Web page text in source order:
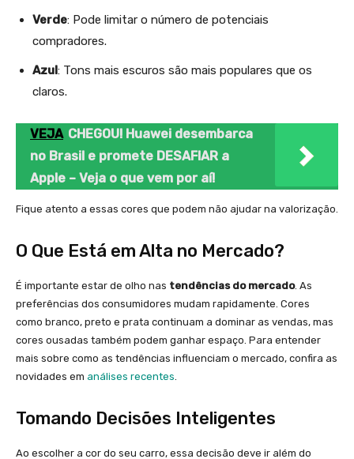
Verde: Pode limitar o número de potenciais
compradores.
Azul: Tons mais escuros são mais populares que os
claros.
VEJA CHEGOU! Huawei desembarca
no Brasil e promete DESAFIAR a
Apple – Veja o que vem por aí!
Fique atento a essas cores que podem não ajudar na valorização.
O Que Está em Alta no Mercado?
É importante estar de olho nas tendências do mercado. As
preferências dos consumidores mudam rapidamente. Cores
como branco, preto e prata continuam a dominar as vendas, mas
cores ousadas também podem ganhar espaço. Para entender
mais sobre como as tendências influenciam o mercado, confira as
novidades em análises recentes.
Tomando Decisões Inteligentes
Ao escolher a cor do seu carro, essa decisão deve ir além do